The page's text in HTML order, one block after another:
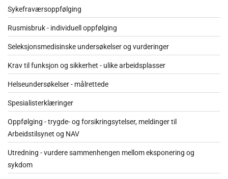
Sykefraværsoppfølging
Rusmisbruk - individuell oppfølging
Seleksjonsmedisinske undersøkelser og vurderinger
Krav til funksjon og sikkerhet - ulike arbeidsplasser
Helseundersøkelser - målrettede
Spesialisterklæringer
Oppfølging - trygde- og forsikringsytelser, meldinger til
Arbeidstilsynet og NAV
Utredning - vurdere sammenhengen mellom eksponering og
sykdom